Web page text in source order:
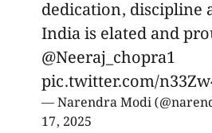
dedication, discipline
India is elated and
@Neeraj_chopra1
pic.twitter.com/
— Narendra Modi
17, 2025